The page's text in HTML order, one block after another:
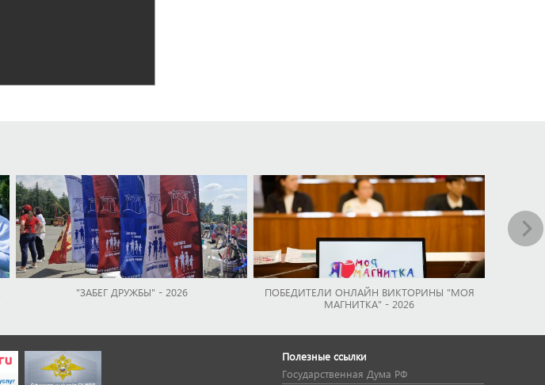
"ЗАБЕГ ДРУЖБЫ" - 2026
ПОБЕДИТЕЛИ ОНЛАЙН ВИКТОРИНЫ "МОЯ
МАГНИТКА" - 2026
Полезные ссылки
Государственная Дума РФ